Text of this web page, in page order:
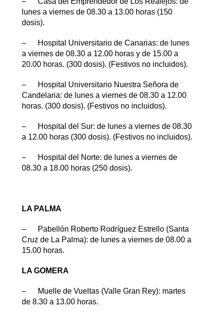
lunes a viernes de 08.30 a 13.00 horas (150
dosis).
– Hospital Universitario de Canarias: de lunes
a viernes de 08.30 a 12.00 horas y de 15.00 a
20.00 horas. (300 dosis). (Festivos no incluidos).
– Hospital Universitario Nuestra Señora de
Candelaria: de lunes a viernes de 08.30 a 12.00
horas. (300 dosis). (Festivos no incluidos).
– Hospital del Sur: de lunes a viernes de 08.30
a 12.00 horas (300 dosis). (Festivos no incluidos).
– Hospital del Norte: de lunes a viernes de
08.30 a 18.00 horas (250 dosis).
LA PALMA
– Pabellón Roberto Rodríguez Estrello (Santa
Cruz de La Palma): de lunes a viernes de 08.00 a
15.00 horas.
LA GOMERA
– Muelle de Vueltas (Valle Gran Rey): martes
de 8.30 a 13.00 horas.